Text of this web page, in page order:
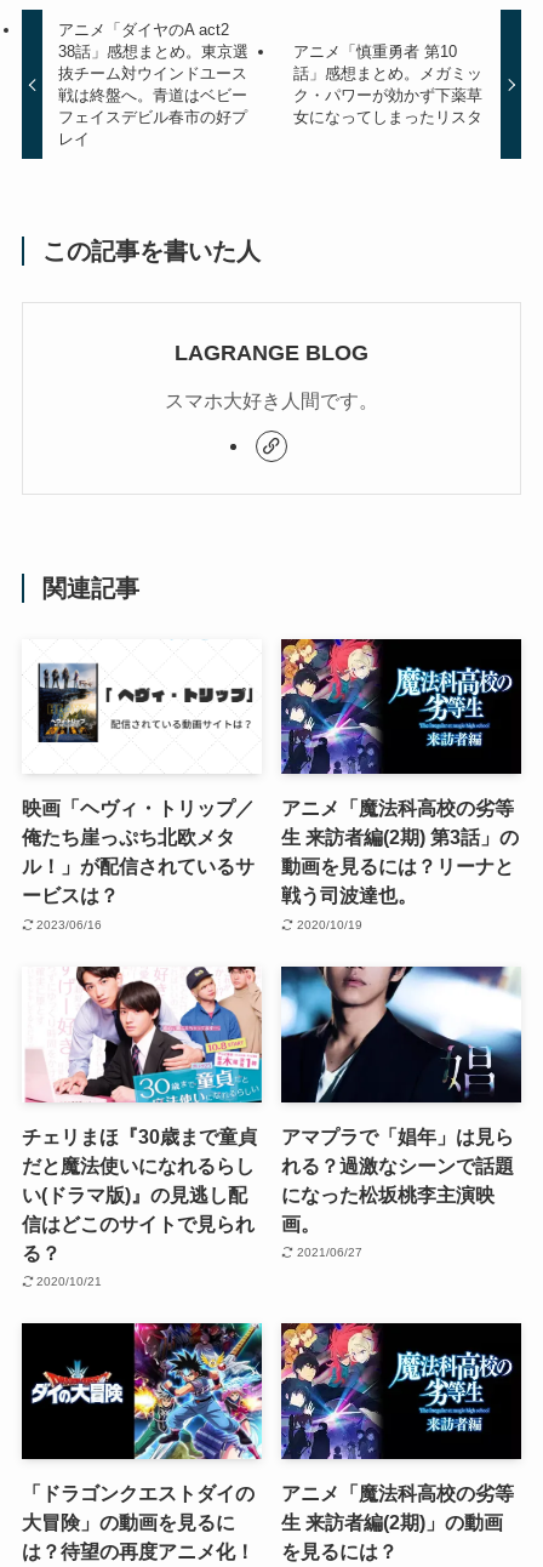
アニメ「ダイヤのA act2
38話」感想まとめ。東京選
抜チーム対ウインドユース
戦は終盤へ。青道はベビー
フェイスデビル春市の好プ
レイ
アニメ「慎重勇者 第10
話」感想まとめ。メガミッ
ク・パワーが効かず下薬草
女になってしまったリスタ
この記事を書いた人
LAGRANGE BLOG
スマホ大好き人間です。
関連記事
映画「ヘヴィ・トリップ／
俺たち崖っぷち北欧メタ
ル！」が配信されているサ
ービスは？
2023/06/16
アニメ「魔法科高校の劣等
生 来訪者編(2期) 第3話」の
動画を見るには？リーナと
戦う司波達也。
2020/10/19
チェリまほ『30歳まで童貞
だと魔法使いになれるらし
い(ドラマ版)』の見逃し配
信はどこのサイトで見られ
る？
2020/10/21
アマプラで「娼年」は見ら
れる？過激なシーンで話題
になった松坂桃李主演映
画。
2021/06/27
「ドラゴンクエストダイの
大冒険」の動画を見るに
は？待望の再度アニメ化！
アニメ「魔法科高校の劣等
生 来訪者編(2期)」の動画
を見るには？